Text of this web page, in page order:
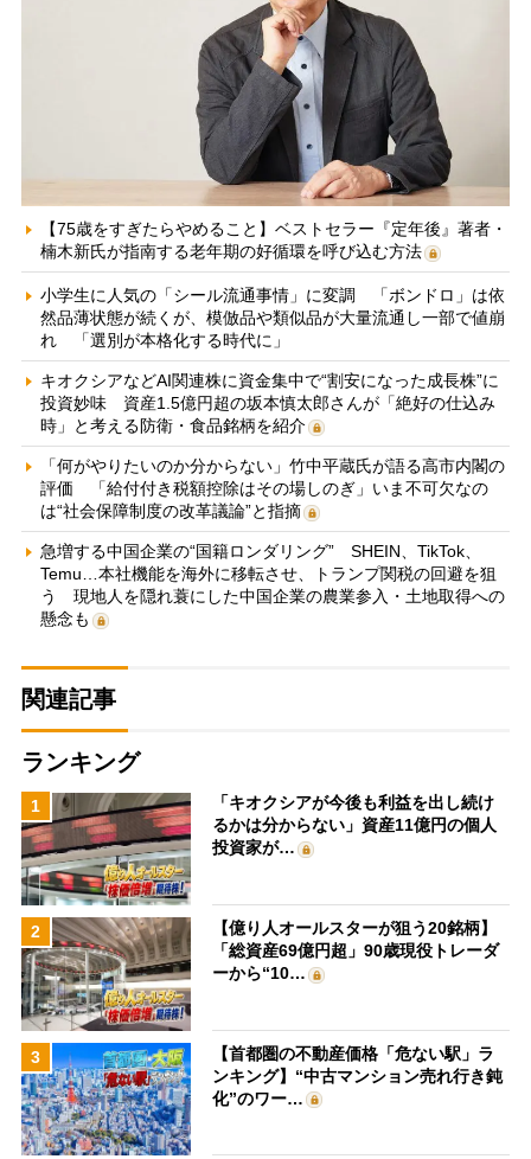
【75歳をすぎたらやめること】ベストセラー『定年後』著者・
楠木新氏が指南する老年期の好循環を呼び込む方法
小学生に人気の「シール流通事情」に変調 「ボンドロ」は依
然品薄状態が続くが、模倣品や類似品が大量流通し一部で値崩
れ 「選別が本格化する時代に」
キオクシアなどAI関連株に資金集中で“割安になった成長株”に
投資妙味 資産1.5億円超の坂本慎太郎さんが「絶好の仕込み
時」と考える防衛・食品銘柄を紹介
「何がやりたいのか分からない」竹中平蔵氏が語る高市内閣の
評価 「給付付き税額控除はその場しのぎ」いま不可欠なの
は“社会保障制度の改革議論”と指摘
急増する中国企業の“国籍ロンダリング” SHEIN、TikTok、
Temu…本社機能を海外に移転させ、トランプ関税の回避を狙
う 現地人を隠れ蓑にした中国企業の農業参入・土地取得への
懸念も
関連記事
ランキング
1
「キオクシアが今後も利益を出し続け
るかは分からない」資産11億円の個人
投資家が…
2
【億り人オールスターが狙う20銘柄】
「総資産69億円超」90歳現役トレーダ
ーから“10…
3
【首都圏の不動産価格「危ない駅」ラ
ンキング】“中古マンション売れ行き鈍
化”のワー…